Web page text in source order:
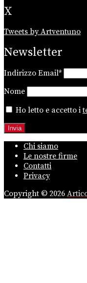
X
Tweets by Artventuno
Newsletter
Indirizzo Email*
Nome
Ho letto e accetto i
Chi siamo
Le nostre firme
Contatti
Privacy
Copyright © 2026